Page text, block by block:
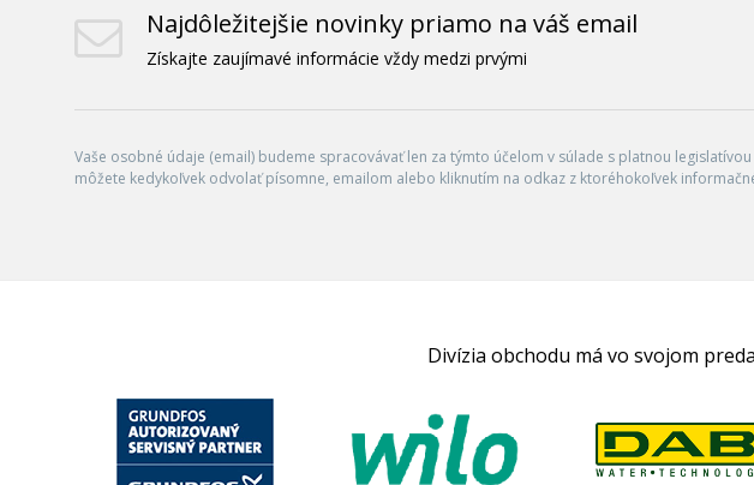
Najdôležitejšie novinky priamo na váš email
Získajte zaujímavé informácie vždy medzi prvými
Vaše osobné údaje (email) budeme spracovávať len za týmto účelom v súlade s platnou
môžete kedykoľvek odvolať písomne, emailom alebo kliknutím na odkaz z ktoréhokoľvek
Divízia obchodu má vo svojom